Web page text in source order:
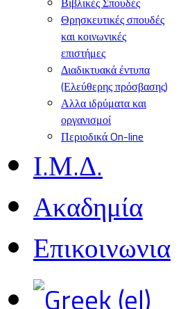
Θρησκευτικές σπουδές
και κοινωνικές
επιστήμες
Διαδικτυακά έντυπα
(Ελεύθερης πρόσβασης)
Αλλα ιδρύματα και
οργανισμοί
Περιοδικά On-line
Ι.Μ.Δ.
Ακαδημία
Επικοινωνια